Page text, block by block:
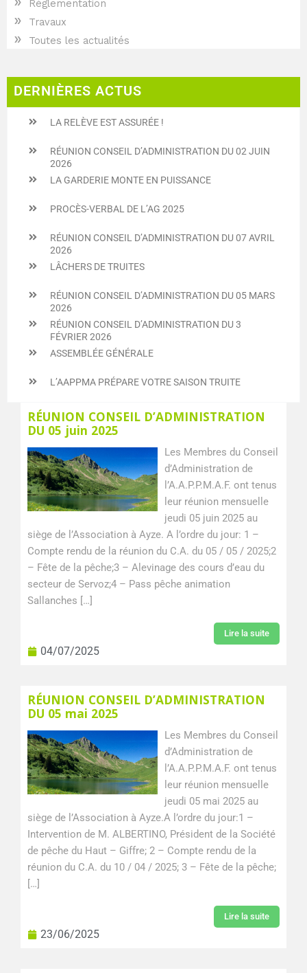
Réglementation
» Travaux
» Toutes les actualités
DERNIÈRES ACTUS
LA RELÈVE EST ASSURÉE !
RÉUNION CONSEIL D’ADMINISTRATION DU 02 JUIN
2026
LA GARDERIE MONTE EN PUISSANCE
PROCÈS-VERBAL DE L’AG 2025
RÉUNION CONSEIL D’ADMINISTRATION DU 07 AVRIL
2026
LÂCHERS DE TRUITES
RÉUNION CONSEIL D’ADMINISTRATION DU 05 MARS
2026
RÉUNION CONSEIL D’ADMINISTRATION DU 3
FÉVRIER 2026
ASSEMBLÉE GÉNÉRALE
L’AAPPMA PRÉPARE VOTRE SAISON TRUITE
RÉUNION CONSEIL D’ADMINISTRATION
DU 05 juin 2025
Les Membres du Conseil
d’Administration de
l’A.A.P.P.M.A.F. ont tenus
leur réunion mensuelle
jeudi 05 juin 2025 au
siège de l’Association à Ayze. A l’ordre du jour: 1 –
Compte rendu de la réunion du C.A. du 05 / 05 / 2025;2
– Fête de la pêche;3 – Alevinage des cours d’eau du
secteur de Servoz;4 – Pass pêche animation
Sallanches […]
Lire la suite
04/07/2025
RÉUNION CONSEIL D’ADMINISTRATION
DU 05 mai 2025
Les Membres du Conseil
d’Administration de
l’A.A.P.P.M.A.F. ont tenus
leur réunion mensuelle
jeudi 05 mai 2025 au
siège de l’Association à Ayze.A l’ordre du jour:1 –
Intervention de M. ALBERTINO, Président de la Société
de pêche du Haut – Giffre; 2 – Compte rendu de la
réunion du C.A. du 10 / 04 / 2025; 3 – Fête de la pêche;
[…]
Lire la suite
23/06/2025
PagePagePagePagePagePagePagePagePage